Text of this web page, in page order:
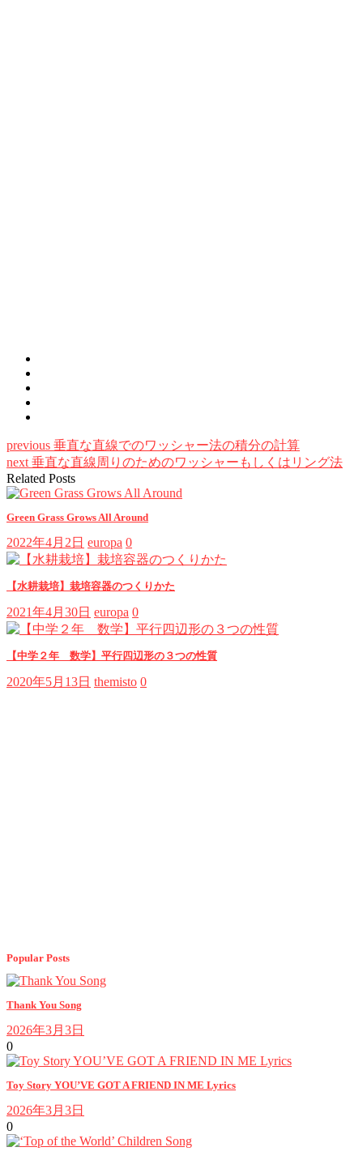
previous 垂直な直線でのワッシャー法の積分の計算
next 垂直な直線周りのためのワッシャーもしくはリング法
Related Posts
Green Grass Grows All Around
2022年4月2日 europa 0
【水耕栽培】栽培容器のつくりかた
2021年4月30日 europa 0
【中学２年 数学】平行四辺形の３つの性質
2020年5月13日 themisto 0
Popular Posts
Thank You Song
2026年3月3日
0
Toy Story YOU’VE GOT A FRIEND IN ME Lyrics
2026年3月3日
0